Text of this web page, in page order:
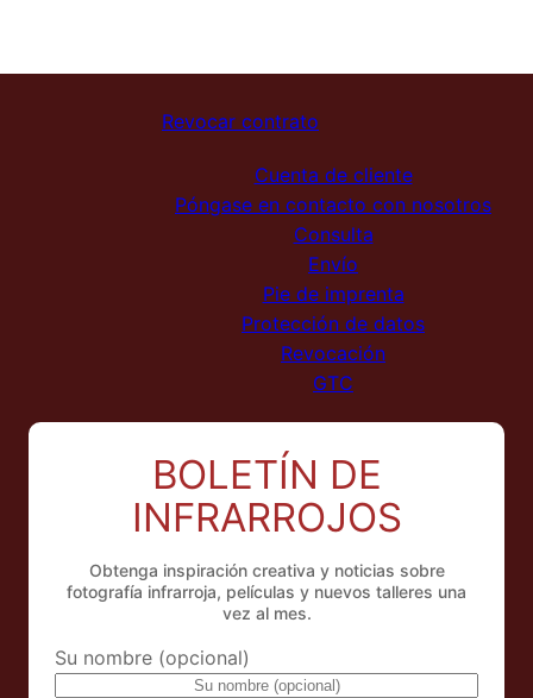
Revocar contrato
Cuenta de cliente
Póngase en contacto con nosotros
Consulta
Envío
Pie de imprenta
Protección de datos
Revocación
GTC
BOLETÍN DE
INFRARROJOS
Obtenga inspiración creativa y noticias sobre
fotografía infrarroja, películas y nuevos talleres una
vez al mes.
Su nombre (opcional)